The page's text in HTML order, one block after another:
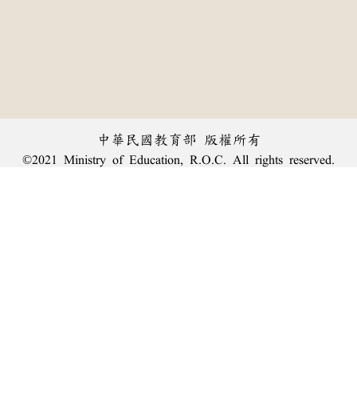
中華民國教育部 版權所有
©2021 Ministry of Education, R.O.C. All rights reserved.